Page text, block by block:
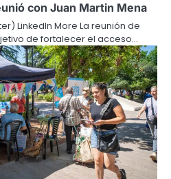
con Juan Martin Mena
LinkedIn More La reunión de
de fortalecer el acceso…